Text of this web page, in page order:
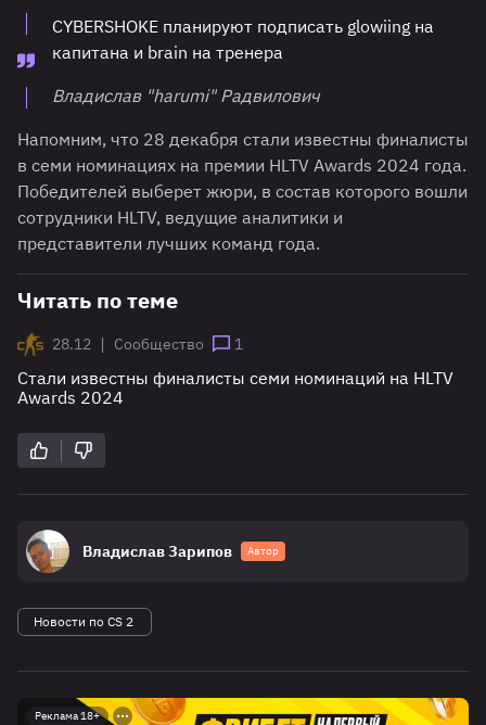
CYBERSHOKE планируют подписать glowiing на
капитана и brain на тренера
Владислав "harumi" Радвилович
Напомним, что 28 декабря стали известны финалисты
в семи номинациях на премии HLTV Awards 2024 года.
Победителей выберет жюри, в состав которого вошли
сотрудники HLTV, ведущие аналитики и
представители лучших команд года.
Читать по теме
28.12 | Сообщество 1
Стали известны финалисты семи номинаций на HLTV
Awards 2024
Владислав Зарипов Автор
Новости по CS 2
Реклама 18+